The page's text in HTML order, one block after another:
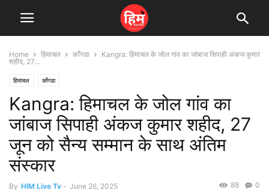
Home हिमाचल काँगडा
Kangra: हिमाचल के जोल गांव का जांबाज सिपाही अंकज कुमार
शहीद, 27...
हिमाचल काँगडा
Kangra: हिमाचल के जोल गांव का
जांबाज सिपाही अंकज कुमार शहीद, 27
जून को सैन्य सम्मान के साथ अंतिम
संस्कार
By HIM Live Tv - June 26, 2025 0
88